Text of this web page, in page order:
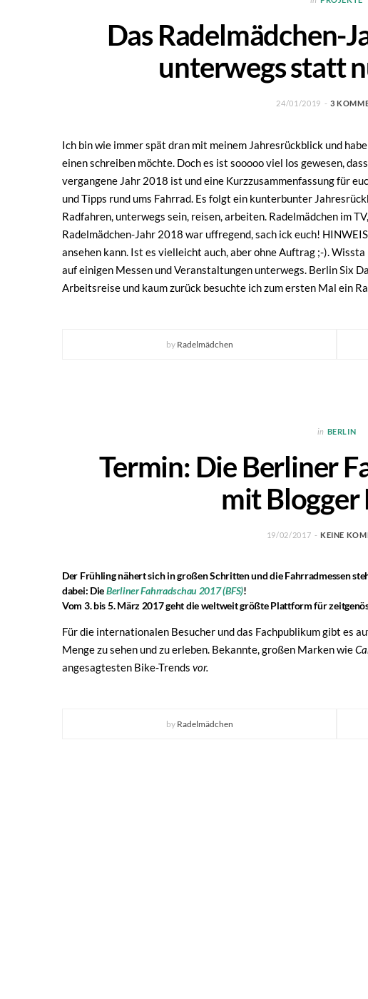
Das Radelmädchen-
unterwegs statt
24/01/2019 3
Ich bin wie immer spät dran mit meinem Jahresrückblick und
einen schreiben möchte. Doch es ist sooooo viel los gewesen,
vergangene Jahr 2018 ist und eine Kurzzusammenfassung für
und Tipps rund ums Fahrrad. Es folgt ein kunterbunter
Radfahren, unterwegs sein, reisen, arbeiten. Radelmädchen im
Radelmädchen-Jahr 2018 war uffregend, sach ick euch!
ansehen kann. Ist es vielleicht auch, aber ohne Auftrag ;-).
auf einigen Messen und Veranstaltungen unterwegs. Berlin Six
Arbeitsreise und kaum zurück besuchte ich zum ersten Mal ein
by Radelmädchen
in BERLIN
Termin: Die Berliner
mit Blogger
19/02/2017 KEINE
Der Frühling nähert sich in großen Schritten und die Fahrradmessen
dabei: DieBerliner Fahrradschau 2017 (BFS)!
Vom 3. bis 5. März 2017geht die weltweit größte Plattform für
Für die internationalen Besucher und das Fachpublikum gibt es
Menge zu sehen und zu erleben. Bekannte, großen Marken wie
angesagtesten Bike-Trends vor.
by Radelmädchen